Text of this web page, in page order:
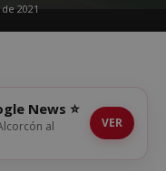
2021
News ⭐
al
VER